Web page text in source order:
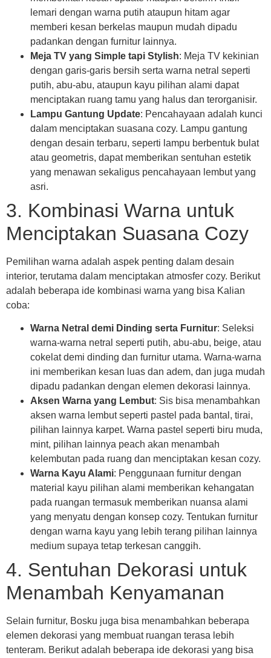
lemari dengan warna putih ataupun hitam agar
memberi kesan berkelas maupun mudah dipadu
padankan dengan furnitur lainnya.
Meja TV yang Simple tapi Stylish: Meja TV kekinian
dengan garis-garis bersih serta warna netral seperti
putih, abu-abu, ataupun kayu pilihan alami dapat
menciptakan ruang tamu yang halus dan terorganisir.
Lampu Gantung Update: Pencahayaan adalah kunci
dalam menciptakan suasana cozy. Lampu gantung
dengan desain terbaru, seperti lampu berbentuk bulat
atau geometris, dapat memberikan sentuhan estetik
yang menawan sekaligus pencahayaan lembut yang
asri.
3. Kombinasi Warna untuk
Menciptakan Suasana Cozy
Pemilihan warna adalah aspek penting dalam desain
interior, terutama dalam menciptakan atmosfer cozy. Berikut
adalah beberapa ide kombinasi warna yang bisa Kalian
coba:
Warna Netral demi Dinding serta Furnitur: Seleksi
warna-warna netral seperti putih, abu-abu, beige, atau
cokelat demi dinding dan furnitur utama. Warna-warna
ini memberikan kesan luas dan adem, dan juga mudah
dipadu padankan dengan elemen dekorasi lainnya.
Aksen Warna yang Lembut: Sis bisa menambahkan
aksen warna lembut seperti pastel pada bantal, tirai,
pilihan lainnya karpet. Warna pastel seperti biru muda,
mint, pilihan lainnya peach akan menambah
kelembutan pada ruang dan menciptakan kesan cozy.
Warna Kayu Alami: Penggunaan furnitur dengan
material kayu pilihan alami memberikan kehangatan
pada ruangan termasuk memberikan nuansa alami
yang menyatu dengan konsep cozy. Tentukan furnitur
dengan warna kayu yang lebih terang pilihan lainnya
medium supaya tetap terkesan canggih.
4. Sentuhan Dekorasi untuk
Menambah Kenyamanan
Selain furnitur, Bosku juga bisa menambahkan beberapa
elemen dekorasi yang membuat ruangan terasa lebih
tenteram. Berikut adalah beberapa ide dekorasi yang bisa